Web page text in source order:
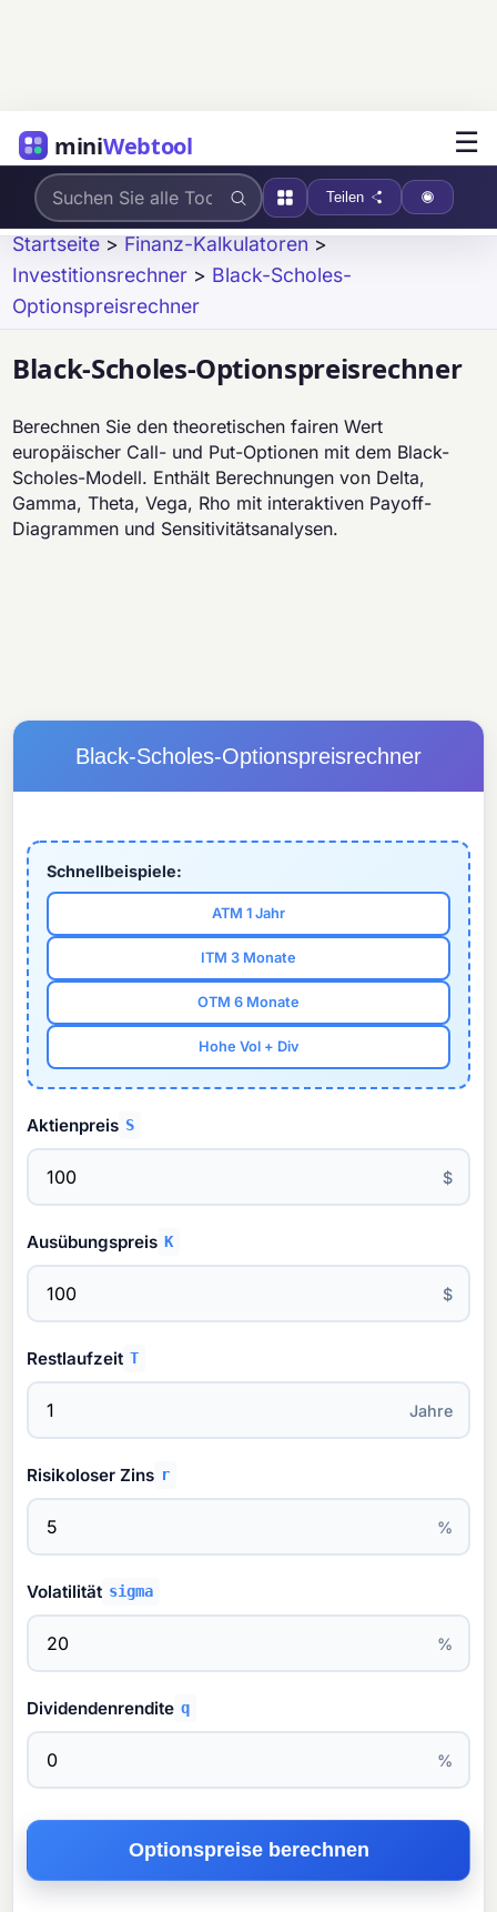
miniWebtool ☰
Teilen
Startseite > Finanz-Kalkulatoren >
Investitionsrechner > Black-Scholes-
Optionspreisrechner
Black-Scholes-Optionspreisrechner
Berechnen Sie den theoretischen fairen Wert
europäischer Call- und Put-Optionen mit dem Black-
Scholes-Modell. Enthält Berechnungen von Delta,
Gamma, Theta, Vega, Rho mit interaktiven Payoff-
Diagrammen und Sensitivitätsanalysen.
Black-Scholes-Optionspreisrechner
Schnellbeispiele:
ATM 1 Jahr
ITM 3 Monate
OTM 6 Monate
Hohe Vol + Div
Aktienpreis S
$
Ausübungspreis K
$
Restlaufzeit T
Jahre
Risikoloser Zins r
%
Volatilität sigma
%
Dividendenrendite q
%
Optionspreise berechnen